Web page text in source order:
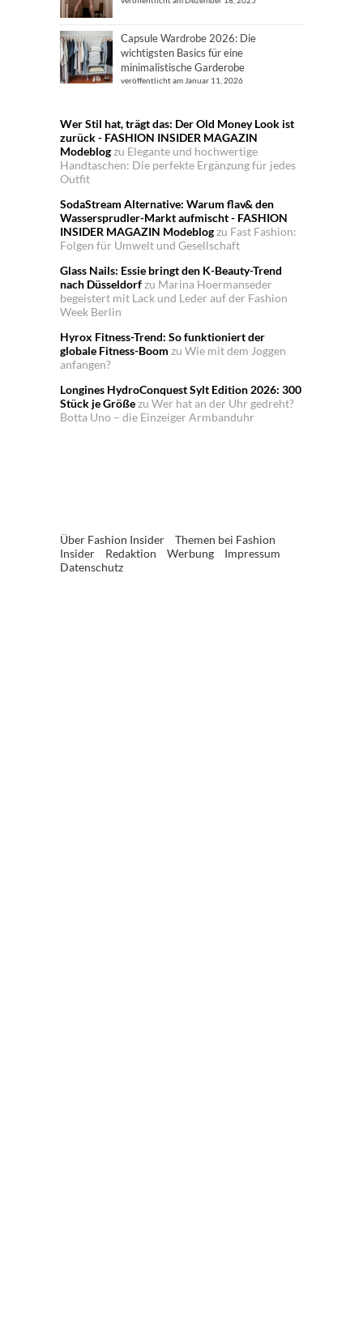
Capsule Wardrobe 2026: Die
wichtigsten Basics für eine
minimalistische Garderobe
veröffentlicht am Januar 11, 2026
Wer Stil hat, trägt das: Der Old Money Look ist
zurück - FASHION INSIDER MAGAZIN
Modeblogzu Elegante und hochwertige
Handtaschen: Die perfekte Ergänzung für jedes
Outfit
SodaStream Alternative: Warum flav& den
Wassersprudler-Markt aufmischt - FASHION
INSIDER MAGAZIN Modeblogzu Fast Fashion:
Folgen für Umwelt und Gesellschaft
Glass Nails: Essie bringt den K-Beauty-Trend
nach Düsseldorfzu Marina Hoermanseder
begeistert mit Lack und Leder auf der Fashion
Week Berlin
Hyrox Fitness-Trend: So funktioniert der
globale Fitness-Boom zu Wie mit dem Joggen
anfangen?
Longines HydroConquest Sylt Edition 2026: 300
Stück je Größezu Wer hat an der Uhr gedreht?
Botta Uno – die Einzeiger Armbanduhr
Über Fashion Insider
Themen bei Fashion
Insider
Redaktion Werbung
Impressum
Datenschutz